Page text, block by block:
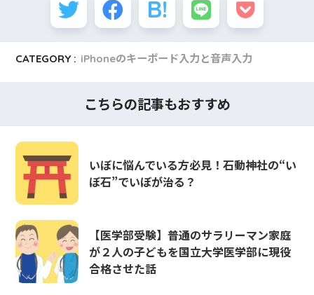
CATEGORY : iPhoneのキーボード入力と音声入力
こちらの記事もおすすめ
いぼに悩んでいる方必見！石動神社の“い
ぼ石”でいぼが治る？
【医学部受験】普通のサラリーマン家庭
が２人の子どもを国立大学医学部に現役
合格させた話